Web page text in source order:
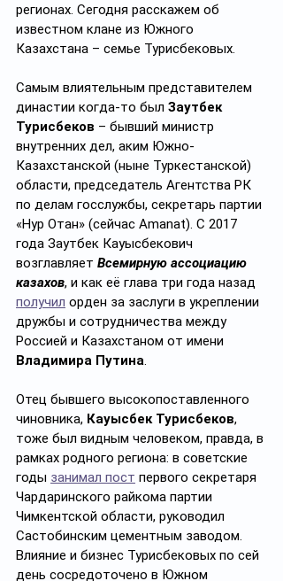
регионах. Сегодня расскажем об
известном клане из Южного
Казахстана – семье Турисбековых.
Самым влиятельным представителем
династии когда-то был Заутбек
Турисбеков – бывший министр
внутренних дел, аким Южно-
Казахстанской (ныне Туркестанской)
области, председатель Агентства РК
по делам госслужбы, секретарь партии
«Нур Отан» (сейчас Amanat). С 2017
года Заутбек Кауысбекович
возглавляет Всемирную ассоциацию
казахов, и как её глава три года назад
получил орден за заслуги в укреплении
дружбы и сотрудничества между
Россией и Казахстаном от имени
Владимира Путина.
Отец бывшего высокопоставленного
чиновника, Кауысбек Турисбеков,
тоже был видным человеком, правда, в
рамках родного региона: в советские
годы занимал пост первого секретаря
Чардаринского райкома партии
Чимкентской области, руководил
Састобинским цементным заводом.
Влияние и бизнес Турисбековых по сей
день сосредоточено в Южном